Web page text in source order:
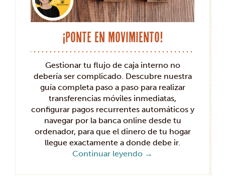
¡Ponte en movimiento!
Gestionar tu flujo de caja interno no
debería ser complicado. Descubre nuestra
guía completa paso a paso para realizar
transferencias móviles inmediatas,
configurar pagos recurrentes automáticos y
navegar por la banca online desde tu
ordenador, para que el dinero de tu hogar
llegue exactamente a donde debe ir.
Continuar leyendo →